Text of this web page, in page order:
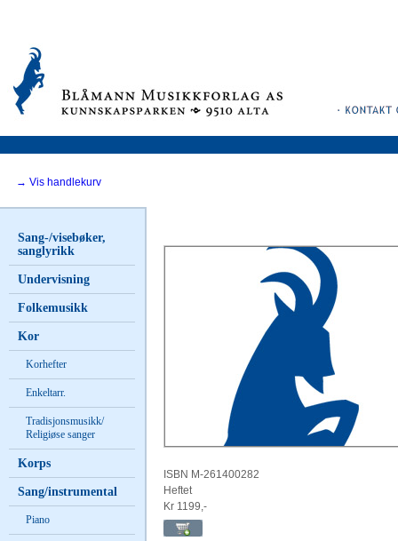
→ Vis handlekurv
Sang-/visebøker,
sanglyrikk
Undervisning
Folkemusikk
Kor
Korhefter
Enkeltarr.
Tradisjonsmusikk/
Religiøse sanger
Korps
Sang/instrumental
Piano
ISBN M-261400282
Heftet
Kr 1199,-